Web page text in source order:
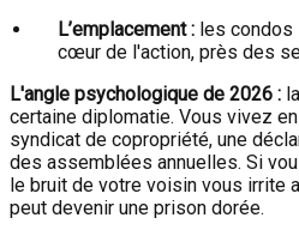
L’emplacement : les condos
cœur de l'action, près des
L'angle psychologique de 2026 :
certaine diplomatie. Vous vivez
syndicat de copropriété, une
des assemblées annuelles. Si
le bruit de votre voisin vous irrite
peut devenir une prison dorée.